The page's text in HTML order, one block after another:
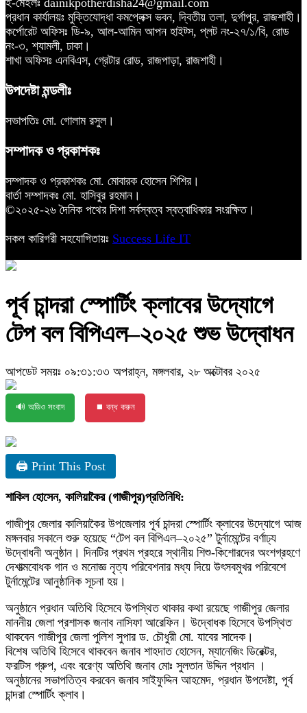
প্রধান কার্যালয়ঃ মুক্তিযোদ্ধা কমপ্লেক্স ভবন, দ্বিতীয় তলা, দুর্গাপুর, রাজশাহী।
কর্পোরেট অফিসঃ ডি-৯, আল-আমিন আপন হাইট্স, প্লট নং-২৭/১/বি, রোড
নং-৩, শ্যামলী, ঢাকা।
শাখা অফিসঃ এনবিএস, গ্রেটার রোড, রাজপাড়া, রাজশাহী।
উপদেষ্টা মন্ডলীঃ
সভাপতিঃ মো. গোলাম রসুল।
সম্পাদক ও প্রকাশকঃ
সম্পাদক ও প্রকাশকঃ মো. মোবারক হোসেন শিশির।
বার্তা সম্পাদকঃ মো. হাসিবুর রহমান।
©২০২৫-২৬ দৈনিক পথের দিশা সর্বস্বত্ব স্বত্বাধিকার সংরক্ষিত।
সকল কারিগরী সহযোগিতায়ঃ Success Life IT
পূর্ব চান্দরা স্পোর্টিং ক্লাবের উদ্যোগে
টেপ বল বিপিএল–২০২৫ শুভ উদ্বোধন
আপডেট সময়ঃ ০৯:৩১:৩৩ অপরাহ্ন, মঙ্গলবার, ২৮ অক্টোবর ২০২৫
🔊 অডিও সংবাদ ⏹ বন্ধ করুন
🖨 Print This Post
শাকিল হোসেন, কালিয়াকৈর (গাজীপুর)প্রতিনিধি:
গাজীপুর জেলার কালিয়াকৈর উপজেলার পূর্ব চান্দরা স্পোর্টিং ক্লাবের উদ্যোগে আজ
মঙ্গলবার সকালে শুরু হয়েছে “টেপ বল বিপিএল–২০২৫” টুর্নামেন্টের বর্ণাঢ্য
উদ্বোধনী অনুষ্ঠান। দিনটির প্রথম প্রহরে স্থানীয় শিশু-কিশোরদের অংশগ্রহণে
দেশাত্মবোধক গান ও মনোজ্ঞ নৃত্য পরিবেশনার মধ্য দিয়ে উৎসবমুখর পরিবেশে
টুর্নামেন্টের আনুষ্ঠানিক সূচনা হয়।
অনুষ্ঠানে প্রধান অতিথি হিসেবে উপস্থিত থাকার কথা রয়েছে গাজীপুর জেলার
মাননীয় জেলা প্রশাসক জনাব নাসিফা আরেফিন। উদ্বোধক হিসেবে উপস্থিত
থাকবেন গাজীপুর জেলা পুলিশ সুপার ড. চৌধুরী মো. যাবের সাদেক।
বিশেষ অতিথি হিসেবে থাকবেন জনাব শাহদাত হোসেন, ম্যানেজিং ডিরেক্টর,
ফরটিস গ্রুপ, এবং বরেণ্য অতিথি জনাব মোঃ সুলতান উদ্দিন প্রধান ।
অনুষ্ঠানের সভাপতিত্ব করবেন জনাব সাইফুদ্দিন আহমেদ, প্রধান উপদেষ্টা, পূর্ব
চান্দরা স্পোর্টিং ক্লাব।